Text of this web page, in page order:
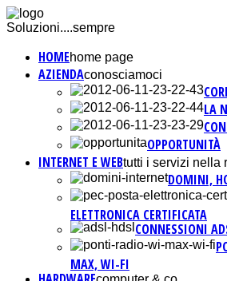
Soluzioni....sempre
HOMEhome page
AZIENDAconosciamoci
LA
OPPORTUNITÀ
INTERNET E WEBtutti i servizi nella
DOMINI,
ELETTRONICA CERTIFICATA
CONNESSIONI
MAX, WI-FI